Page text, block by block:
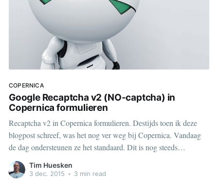
COPERNICA
Google Recaptcha v2 (NO-captcha) in
Copernica formulieren
Recaptcha v2 in Copernica formulieren. Destijds toen ik deze
blogpost schreef, was het nog ver weg bij Copernica. Vandaag
de dag ondersteunen ze het standaard. Dit is nog steeds
toepasbaar voor recaptcha v3 overigens 🎉
Tim Huesken
3 dec. 2015 • 3 min read